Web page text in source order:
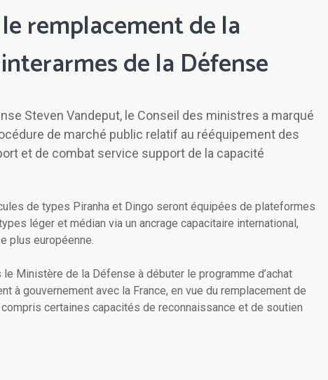
remplacement de la
de la Défense
Steven Vandeput, le Conseil des ministres a marqué
de marché public relatif au rééquipement des
et de combat service support de la capacité
de types Piranha et Dingo seront équipées de plateformes
léger et médian via un ancrage capacitaire international,
plus européenne.
Ministère de la Défense à débuter le programme d’achat
à gouvernement avec la France, en vue du remplacement de
certaines capacités de reconnaissance et de soutien